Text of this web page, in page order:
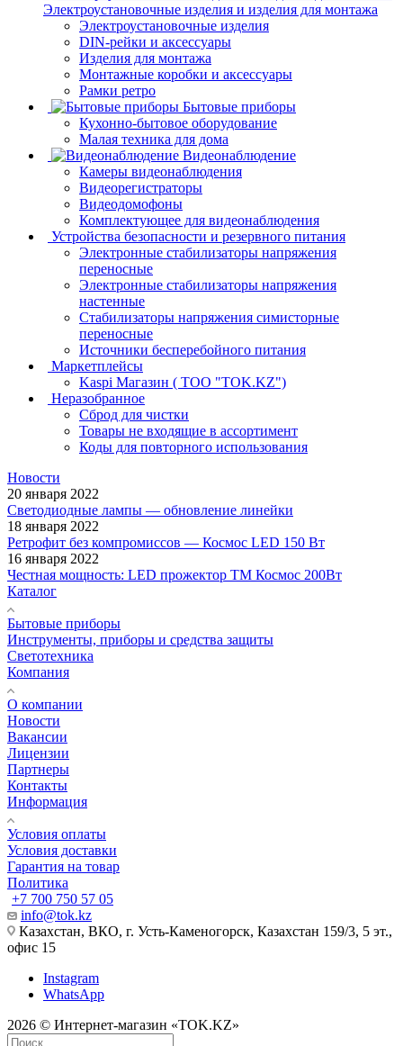
Электроустановочные изделия и изделия для монтажа
Электроустановочные изделия
DIN-рейки и аксессуары
Изделия для монтажа
Монтажные коробки и аксессуары
Рамки ретро
Бытовые приборы
Кухонно-бытовое оборудование
Малая техника для дома
Видеонаблюдение
Камеры видеонаблюдения
Видеорегистраторы
Видеодомофоны
Комплектующее для видеонаблюдения
Устройства безопасности и резервного питания
Электронные стабилизаторы напряжения
переносные
Электронные стабилизаторы напряжения
настенные
Стабилизаторы напряжения симисторные
переносные
Источники бесперебойного питания
Маркетплейсы
Kaspi Магазин ( ТОО "TOK.KZ")
Неразобранное
Сброд для чистки
Товары не входящие в ассортимент
Коды для повторного использования
Новости
20 января 2022
Светодиодные лампы — обновление линейки
18 января 2022
Ретрофит без компромиссов — Космос LED 150 Вт
16 января 2022
Честная мощность: LED прожектор ТМ Космос 200Вт
Каталог
Бытовые приборы
Инструменты, приборы и средства защиты
Светотехника
Компания
О компании
Новости
Вакансии
Лицензии
Партнеры
Контакты
Информация
Условия оплаты
Условия доставки
Гарантия на товар
Политика
+7 700 750 57 05
info@tok.kz
Казахстан, ВКО, г. Усть-Каменогорск, Казахстан 159/3, 5 эт.,
офис 15
Instagram
WhatsApp
2026 © Интернет-магазин «TOK.KZ»